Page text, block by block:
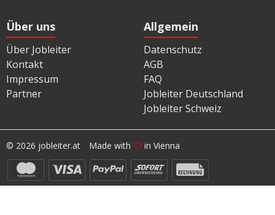
Über uns
Über Jobleiter
Kontakt
Impressum
Partner
Allgemein
Datenschutz
AGB
FAQ
Jobleiter Deutschland
Jobleiter Schweiz
© 2026 jobleiter.at Made with in Vienna